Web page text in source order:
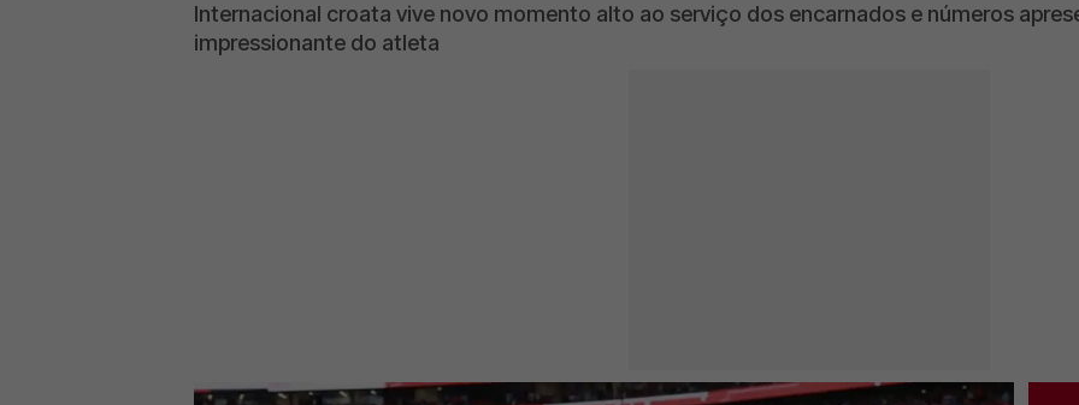
Internacional croata vive novo momento alto ao serviço dos encarnados e números
impressionante do atleta